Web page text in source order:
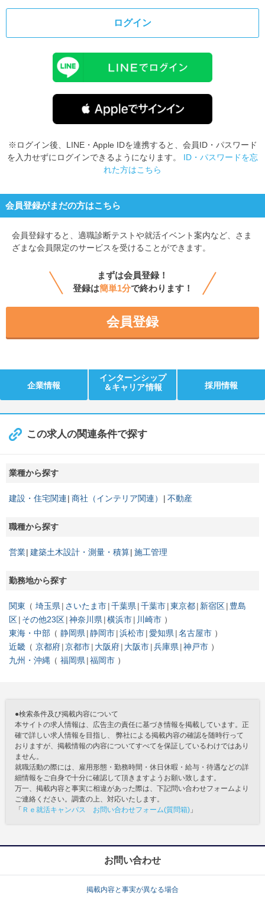
ログイン
※ログイン後、LINE・Apple IDを連携すると、会員ID・パスワード
を入力せずにログインできるようになります。 ID・パスワードを忘
れた方はこちら
会員登録がまだの方はこちら
会員登録すると、 適職診断テストや就活イベント案内など、さま
ざまな会員限定のサービスを受けることができます。
まずは会員登録！
登録は簡単1分で終わります！
会員登録
企業情報
インターンシップ
＆キャリア情報
採用情報
この求人の関連条件で探す
業種から探す
建設・住宅関連 商社（インテリア関連） 不動産
職種から探す
営業 建築土木設計・測量・積算 施工管理
勤務地から探す
関東 埼玉県 さいたま市 千葉県 千葉市 東京都 新宿区 豊島
区 その他23区 神奈川県 横浜市
川崎市
東海・中部
静岡県 静岡市 浜松市 愛知県 名古屋市
近畿
京都府 京都市 大阪府 大阪市 兵庫県 神戸市
九州・沖縄
福岡県 福岡市
●検索条件及び掲載内容について
本サイトの求人情報は、広告主の責任に基づき情報を掲載しています。正
確で詳しい求人情報を目指し、 弊社による掲載内容の確認を随時行って
おりますが、掲載情報の内容についてすべてを保証しているわけではあり
ません。
就職活動の際には、雇用形態・勤務時間・休日休暇・給与・待遇などの詳
細情報をご自身で十分に確認して頂きますようお願い致します。
万一、掲載内容と事実に相違があった際は、下記問い合わせフォームより
ご連絡ください。調査の上、対応いたします。
「 Ｒｅ就活キャンパス お問い合わせフォーム(質問箱) 」
お問い合わせ
掲載内容と事実が異なる場合